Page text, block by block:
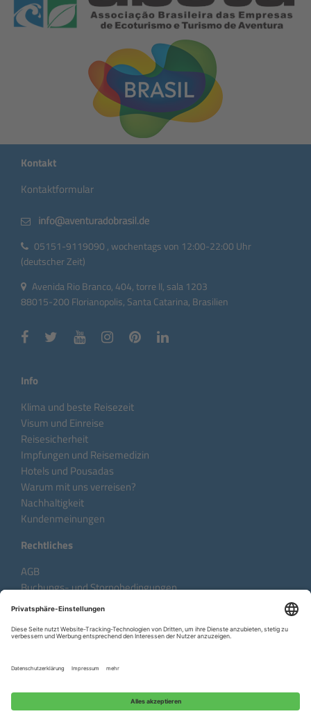
Kontakt
Kontaktformular
05151-9119090 , wochentags von 12:00-22:00 Uhr
(deutscher Zeit)
Avenida Rio Branco, 404, torre II, sala 1203
88015-200 Florianopolis, Santa Catarina, Brasilien
Info
Klima und beste Reisezeit
Visum und Einreise
Reisesicherheit
Impfungen und Reisemedizin
Hotels und Pousadas
Warum mit uns verreisen?
Nachhaltigkeit
Kundenmeinungen
Rechtliches
AGB
Buchungs- und Stornobedingungen
Datenschutzhinweise
Sprache: DE